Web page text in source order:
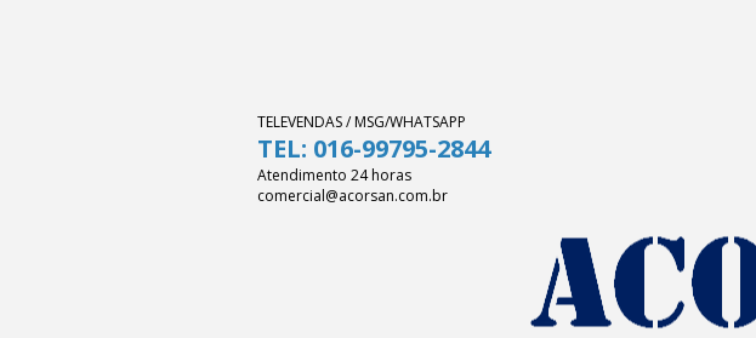
TELEVENDAS / MSG/WHATSAPP
TEL: 016-99795-2844
Atendimento 24 horas
comercial@acorsan.com.br